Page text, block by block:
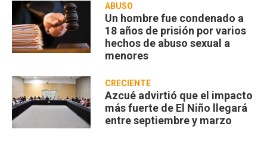
ABUSO
Un hombre fue condenado a
18 años de prisión por varios
hechos de abuso sexual a
menores
CRECIENTE
Azcué advirtió que el impacto
más fuerte de El Niño llegará
entre septiembre y marzo